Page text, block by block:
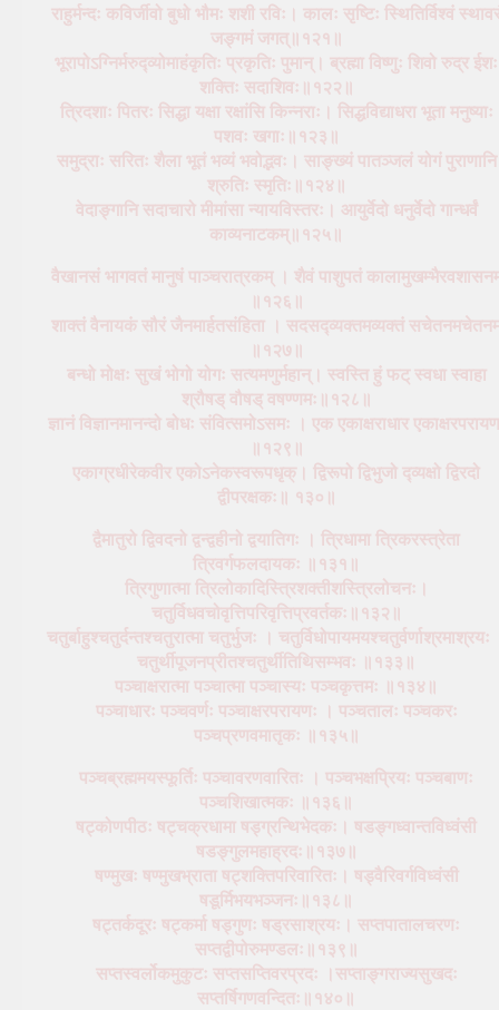
राहुर्मन्दः कविर्जीवो बुधो भौमः शशी रविः। कालः सृष्टिः स्थितिर्विश्वं
जङ्गमं जगत्॥१२१॥
भूरापोऽग्निर्मरुद्व्योमाहंकृतिः प्रकृतिः पुमान्। ब्रह्मा विष्णुः शिवो रुद्र ईशः
शक्तिः सदाशिवः॥१२२॥
त्रिदशाः पितरः सिद्धा यक्षा रक्षांसि किन्नराः। सिद्धविद्याधरा भूता मनुष्याः
पशवः खगाः॥१२३॥
समुद्राः सरितः शैला भूतं भव्यं भवोद्भवः। साङ्ख्यं पातञ्जलं योगं पुराणानि
श्रुतिः स्मृतिः॥१२४॥
वेदाङ्गानि सदाचारो मीमांसा न्यायविस्तरः। आयुर्वेदो धनुर्वेदो गान्धर्वं
काव्यनाटकम्॥१२५॥
वैखानसं भागवतं मानुषं पाञ्चरात्रकम् । शैवं पाशुपतं
॥१२६॥
शाक्तं वैनायकं सौरं जैनमार्हतसंहिता । सदसद्व्यक्तमव्यक्तं
॥१२७॥
बन्धो मोक्षः सुखं भोगो योगः सत्यमणुर्महान्। स्वस्ति हुं फट् स्वधा स्वाहा
श्रौषड् वौषड् वषण्णमः॥१२८॥
ज्ञानं विज्ञानमानन्दो बोधः संवित्समोऽसमः । एक एकाक्षराधार
॥१२९॥
एकाग्रधीरेकवीर एकोऽनेकस्वरूपधृक्। द्विरूपो द्विभुजो द्व्यक्षो द्विरदो
द्वीपरक्षकः॥ १३०॥
द्वैमातुरो द्विवदनो द्वन्द्वहीनो द्वयातिगः । त्रिधामा त्रिकरस्त्रेता
त्रिवर्गफलदायकः ॥१३१॥
त्रिगुणात्मा त्रिलोकादिस्त्रिशक्तीशस्त्रिलोचनः।
चतुर्विधवचोवृत्तिपरिवृत्तिप्रवर्तकः॥१३२॥
चतुर्बाहुश्चतुर्दन्तश्चतुरात्मा चतुर्भुजः । चतुर्विधोपायमयश्चतुर्वर्णाश्रमाश्रयः
चतुर्थीपूजनप्रीतश्चतुर्थीतिथिसम्भवः ॥१३३॥
पञ्चाक्षरात्मा पञ्चात्मा पञ्चास्यः पञ्चकृत्तमः ॥१३४॥
पञ्चाधारः पञ्चवर्णः पञ्चाक्षरपरायणः । पञ्चतालः पञ्चकरः
पञ्चप्रणवमातृकः ॥१३५॥
पञ्चब्रह्ममयस्फूर्तिः पञ्चावरणवारितः । पञ्चभक्षप्रियः पञ्चबाणः
पञ्चशिखात्मकः ॥१३६॥
षट्कोणपीठः षट्चक्रधामा षड्ग्रन्थिभेदकः। षडङ्गध्वान्तविध्वंसी
षडङ्गुलमहाह्रदः॥१३७॥
षण्मुखः षण्मुखभ्राता षट्शक्तिपरिवारितः। षड्वैरिवर्गविध्वंसी
षडूर्मिभयभञ्जनः॥१३८॥
षट्तर्कदूरः षट्कर्मा षड्गुणः षड्रसाश्रयः। सप्तपातालचरणः
सप्तद्वीपोरुमण्डलः॥१३९॥
सप्तस्वर्लोकमुकुटः सप्तसप्तिवरप्रदः ।सप्ताङ्गराज्यसुखदः
सप्तर्षिगणवन्दितः॥१४०॥